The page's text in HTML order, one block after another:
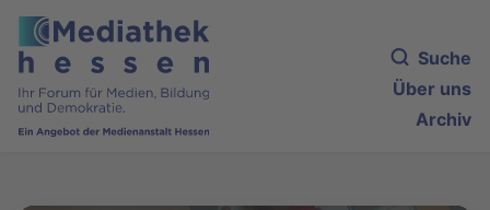
Suche
Über uns
Archiv